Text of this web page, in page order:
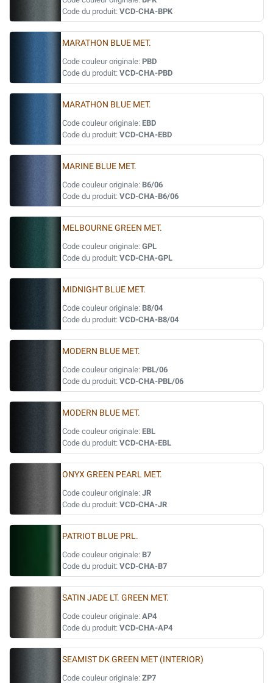
Code du produit: VCD-CHA-BPK
MARATHON BLUE MET.
Code couleur originale: PBD
Code du produit: VCD-CHA-PBD
MARATHON BLUE MET.
Code couleur originale: EBD
Code du produit: VCD-CHA-EBD
MARINE BLUE MET.
Code couleur originale: B6/06
Code du produit: VCD-CHA-B6/06
MELBOURNE GREEN MET.
Code couleur originale: GPL
Code du produit: VCD-CHA-GPL
MIDNIGHT BLUE MET.
Code couleur originale: B8/04
Code du produit: VCD-CHA-B8/04
MODERN BLUE MET.
Code couleur originale: PBL/06
Code du produit: VCD-CHA-PBL/06
MODERN BLUE MET.
Code couleur originale: EBL
Code du produit: VCD-CHA-EBL
ONYX GREEN PEARL MET.
Code couleur originale: JR
Code du produit: VCD-CHA-JR
PATRIOT BLUE PRL.
Code couleur originale: B7
Code du produit: VCD-CHA-B7
SATIN JADE LT. GREEN MET.
Code couleur originale: AP4
Code du produit: VCD-CHA-AP4
SEAMIST DK GREEN MET (INTERIOR)
Code couleur originale: ZP7